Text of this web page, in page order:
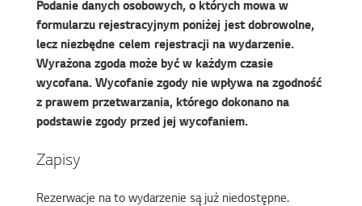
Podanie danych osobowych, o których mowa w
formularzu rejestracyjnym poniżej jest dobrowolne,
lecz niezbędne celem rejestracji na wydarzenie.
Wyrażona zgoda może być w każdym czasie
wycofana. Wycofanie zgody nie wpływa na zgodność
z prawem przetwarzania, którego dokonano na
podstawie zgody przed jej wycofaniem.
Zapisy
Rezerwacje na to wydarzenie są już niedostępne.